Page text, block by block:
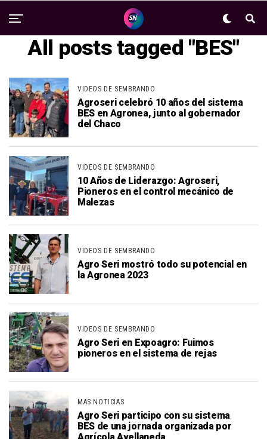
All posts tagged "BES"
VIDEOS DE SEMBRANDO
Agroseri celebró 10 años del sistema
BES en Agronea, junto al gobernador
del Chaco
VIDEOS DE SEMBRANDO
10 Años de Liderazgo: Agroseri,
Pioneros en el control mecánico de
Malezas
VIDEOS DE SEMBRANDO
Agro Seri mostró todo su potencial en
la Agronea 2023
VIDEOS DE SEMBRANDO
Agro Seri en Expoagro: Fuimos
pioneros en el sistema de rejas
MAS NOTICIAS
Agro Seri participo con su sistema
BES de una jornada organizada por